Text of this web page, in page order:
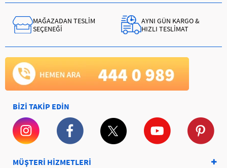
MAĞAZADAN TESLİM
SEÇENEĞİ
AYNI GÜN KARGO &
HIZLI TESLİMAT
BİZİ TAKİP EDİN
MÜŞTERİ HİZMETLERİ